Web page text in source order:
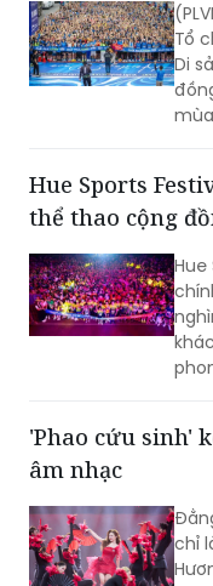
Tổ
Di
Hue Sports
thể thao cộng
Hue
'Phao cứu sinh'
âm nhạc
chỉ